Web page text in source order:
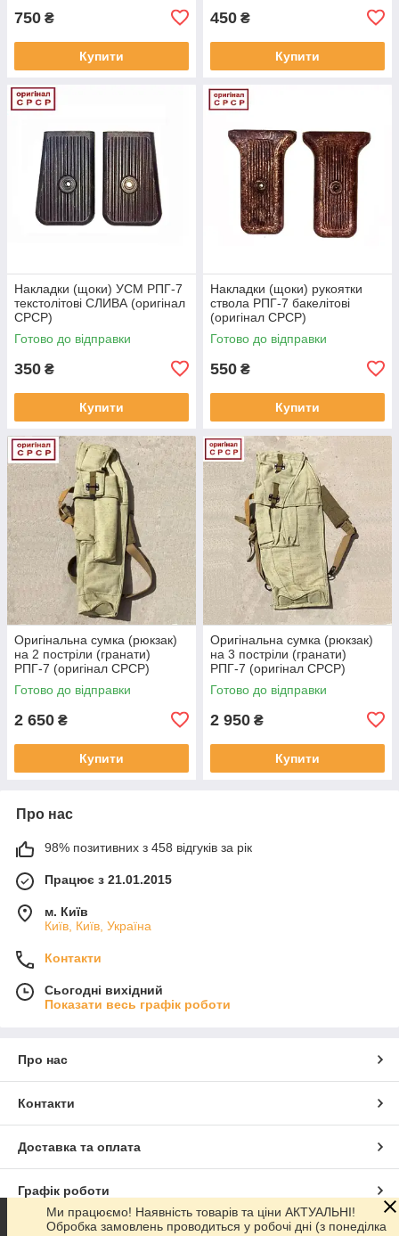
750 ₴
Купити
450 ₴
Купити
Накладки (щоки) УСМ РПГ-7
текстолітові СЛИВА (оригінал
СРСР)
Готово до відправки
350 ₴
Купити
Накладки (щоки) рукоятки
ствола РПГ-7 бакелітові
(оригінал СРСР)
Готово до відправки
550 ₴
Купити
Оригінальна сумка (рюкзак)
на 2 постріли (гранати)
РПГ-7 (оригінал СРСР)
Готово до відправки
2 650 ₴
Купити
Оригінальна сумка (рюкзак)
на 3 постріли (гранати)
РПГ-7 (оригінал СРСР)
Готово до відправки
2 950 ₴
Купити
Про нас
98% позитивних з 458 відгуків за рік
Працює з 21.01.2015
м. Київ
Київ, Київ, Україна
Контакти
Сьогодні вихідний
Показати весь графік роботи
Про нас
Контакти
Доставка та оплата
Графік роботи
Ми працюємо! Наявність товарів та ціни АКТУАЛЬНІ!
Обробка замовлень проводиться у робочі дні (з понеділка